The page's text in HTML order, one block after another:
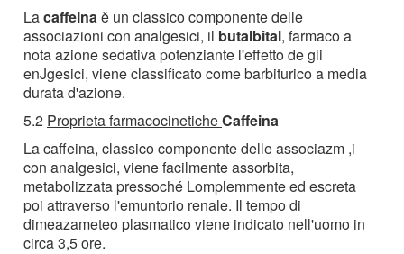
Lacaffeinaě un classico componente delle
associazioni con analgesici, il butalbital, farmaco a
nota azione sedativa potenziante l'effetto de gli
enJgesici, viene classificato come barbiturico a media
durata d'azione.
5.2 Proprieta farmacocineticheCaffeina
La caffeina, classico componente delle associazm ,i
con analgesici, viene facilmente assorbita,
metabolizzata pressoché Lomplemmente ed escreta
poi attraverso l'emuntorio renale. Il tempo di
dimeazameteo plasmatico viene indicato nell'uomo in
circa 3,5 ore.